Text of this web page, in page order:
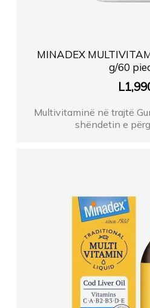
MINADEX
g/60
L
Multivitaminë në trajtë
shëndetin e